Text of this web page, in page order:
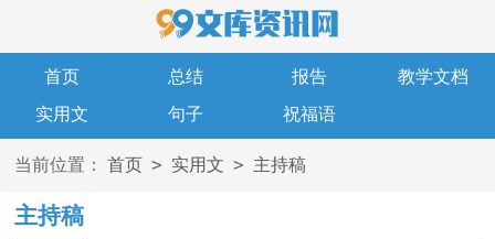
首页 总结 报告
教学文档
实用文
句子 祝福语
当前位置： 首页 > 实用文 > 主持稿
主持稿